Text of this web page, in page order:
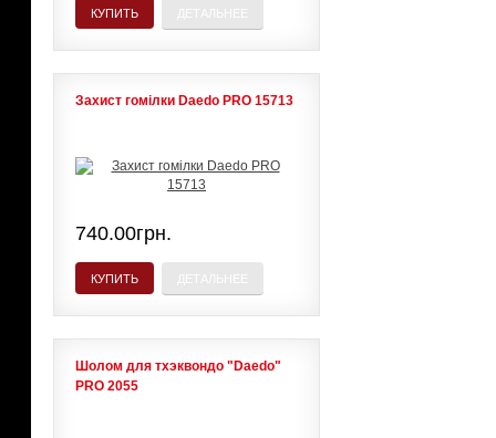
КУПИТЬ
Захист гомілки Daedo PRO 15713
740.00грн.
КУПИТЬ
Шолом для тхэквондо "Daedo"
PRO 2055